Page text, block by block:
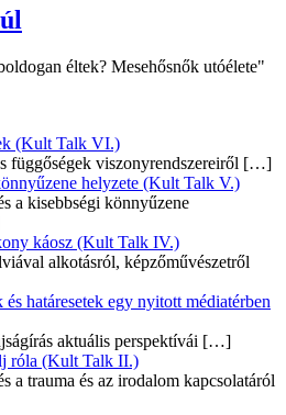
éltek? Mesehősnők utóélete"
(Kult Talk VI.)
függőségek viszonyrendszereiről […]
helyzete (Kult Talk V.)
a kisebbségi könnyűzene
káosz (Kult Talk IV.)
alkotásról, képzőművészetről
és határesetek egy nyitott médiatérben
aktuális perspektívái […]
róla (Kult Talk II.)
a trauma és az irodalom kapcsolatáról